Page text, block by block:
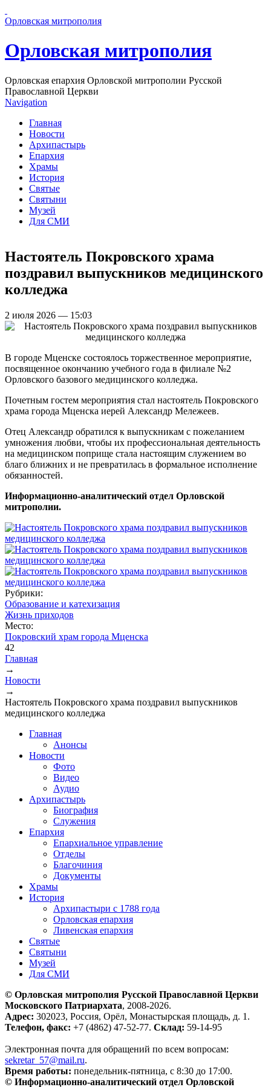
Орловская митрополия
Орловская митрополия
Орловская епархия Орловской митрополии Русской
Православной Церкви
Navigation
Главная
Новости
Архипастырь
Епархия
Храмы
История
Святые
Святыни
Музей
Для СМИ
Настоятель Покровского храма
поздравил выпускников медицинского
колледжа
2 июля 2026 — 15:03
В городе Мценске состоялось торжественное мероприятие,
посвященное окончанию учебного года в филиале №2
Орловского базового медицинского колледжа.
Почетным гостем мероприятия стал настоятель Покровского
храма города Мценска иерей Александр Мележеев.
Отец Александр обратился к выпускникам с пожеланием
умножения любви, чтобы их профессиональная деятельность
на медицинском поприще стала настоящим служением во
благо ближних и не превратилась в формальное исполнение
обязанностей.
Информационно-аналитический отдел Орловской
митрополии.
Рубрики:
Образование и катехизация
Жизнь приходов
Место:
Покровский храм города Мценска
42
Вы здесь
Главная
→
Новости
→
Настоятель Покровского храма поздравил выпускников
медицинского колледжа
Главная
Анонсы
Новости
Фото
Видео
Аудио
Архипастырь
Биография
Служения
Епархия
Епархиальное управление
Отделы
Благочиния
Документы
Храмы
История
Архипастыри с 1788 года
Орловская епархия
Ливенская епархия
Святые
Святыни
Музей
Для СМИ
© Орловская митрополия Русской Православной Церкви
Московского Патриархата, 2008-2026.
Адрес: 302023, Россия, Орёл, Монастырская площадь, д. 1.
Телефон, факс: +7 (4862) 47-52-77. Склад: 59-14-95
Электронная почта для обращений по всем вопросам:
sekretar_57@mail.ru.
Время работы: понедельник-пятница, с 8:30 до 17:00.
© Информационно-аналитический отдел Орловской